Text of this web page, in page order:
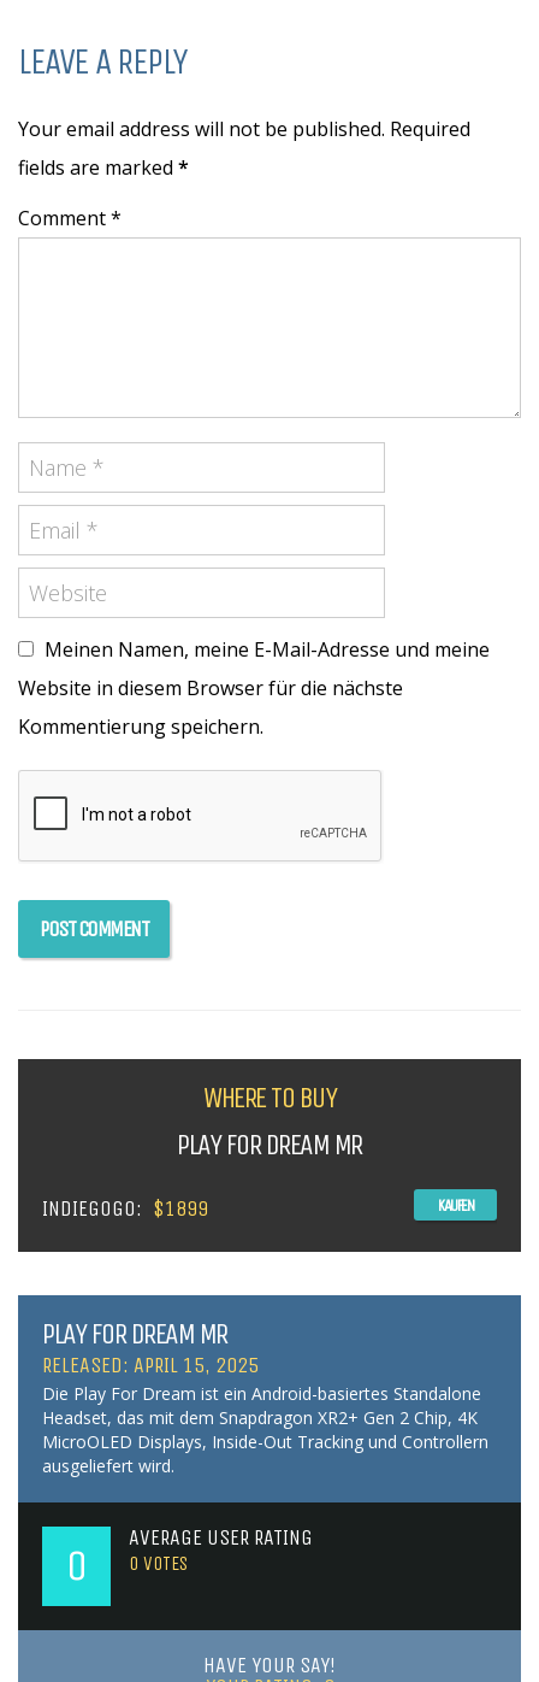
LEAVE A REPLY
Your email address will not be published. Required
fields are marked *
Comment *
Meinen Namen, meine E-Mail-Adresse und meine
Website in diesem Browser für die nächste
Kommentierung speichern.
WHERE TO BUY
PLAY FOR DREAM MR
INDIEGOGO: $1899 KAUFEN
PLAY FOR DREAM MR
RELEASED: APRIL 15, 2025
Die Play For Dream ist ein Android-basiertes Standalone
Headset, das mit dem Snapdragon XR2+ Gen 2 Chip, 4K
MicroOLED Displays, Inside-Out Tracking und Controllern
ausgeliefert wird.
0
AVERAGE USER RATING
0 VOTES
HAVE YOUR SAY!